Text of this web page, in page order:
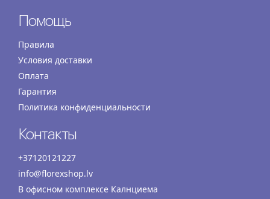
Помощь
Правила
Условия доставки
Оплата
Гарантия
Политика конфиденциальности
Контакты
+37120121227
info@florexshop.lv
В офисном комплексе Калнциема